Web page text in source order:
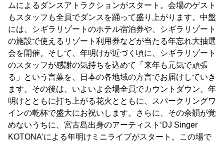
ムによるダンスアトラクションがスタート。会場のゲスト
もスタッフも全員でダンスを踊って盛り上がります。中盤
には、シギラリゾートのホテル宿泊券や、シギラリゾート
の施設で使えるリゾート利用券などが当たる年忘れ大抽選
会を開催。そして、年明けが近づく頃に、シギラリゾート
のスタッフが感謝の気持ちを込めて「来年も元気で頑張
る」という言葉を、日本の各地域の方言でお届けしていき
ます。その後は、いよいよ会場全員でカウントダウン。年
明けとともに打ち上がる花火とともに、スパークリングワ
インの乾杯で盛大にお祝いします。さらに、その余韻が覚
めないうちに、宮古島出身のアーティスト‘DJ Singer
KOTONA’による年明けミニライブがスタート。この場で